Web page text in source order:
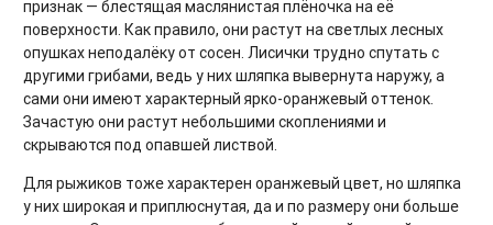
признак — блестящая маслянистая плёночка на её
поверхности. Как правило, они растут на светлых лесных
опушках неподалёку от сосен. Лисички трудно спутать с
другими грибами, ведь у них шляпка вывернута наружу, а
сами они имеют характерный ярко-оранжевый оттенок.
Зачастую они растут небольшими скоплениями и
скрываются под опавшей листвой.
Для рыжиков тоже характерен оранжевый цвет, но шляпка
у них широкая и приплюснутая, да и по размеру они больше